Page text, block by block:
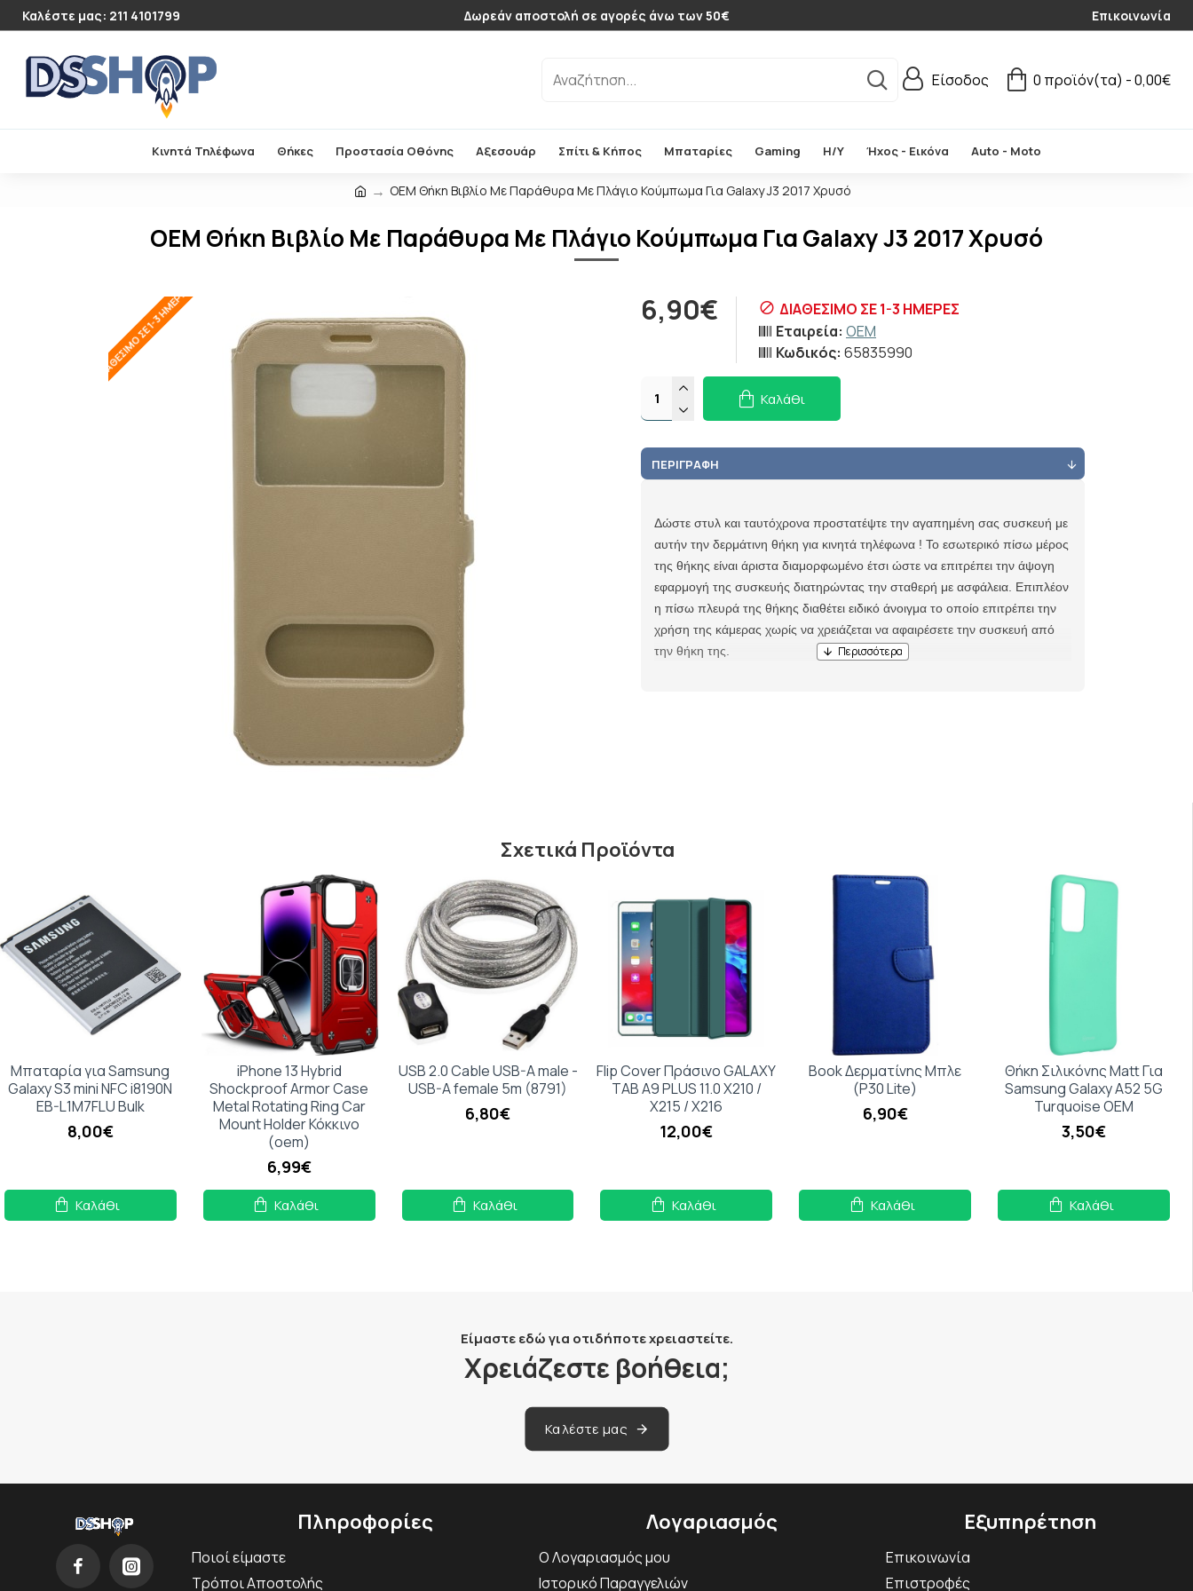
Καλέστε μας: 211 4101799 Δωρεάν αποστολή σε αγορές άνω των 50€ Επικοινωνία
Είσοδος 0 προϊόν(τα) - 0,00€
Κινητά Τηλέφωνα Θήκες Προστασία Οθόνης Αξεσουάρ Σπίτι & Κήπος Μπαταρίες Gaming Η/Υ Ήχος - Εικόνα Auto - Moto
OEM Θήκη Βιβλίο Με Παράθυρα Με Πλάγιο Κούμπωμα Για Galaxy J3 2017 Χρυσό
OEM Θήκη Βιβλίο Με Παράθυρα Με Πλάγιο Κούμπωμα Για Galaxy J3 2017 Χρυσό
ΔΙΑΘΈΣΙΜΟ ΣΕ 1-3 ΗΜΈΡΕΣ 6,90€
ΔΙΑΘΈΣΙΜΟ ΣΕ 1-3 ΗΜΈΡΕΣ
Εταιρεία: OEM
Κωδικός: 65835990
Καλάθι
ΠΕΡΙΓΡΑΦΉ
Δώστε στυλ και ταυτόχρονα προστατέψτε την αγαπημένη σας συσκευή με
αυτήν την δερμάτινη θήκη για κινητά τηλέφωνα ! Το εσωτερικό πίσω μέρος
της θήκης είναι άριστα διαμορφωμένο έτσι ώστε να επιτρέπει την άψογη
εφαρμογή της συσκευής διατηρώντας την σταθερή με ασφάλεια. Επιπλέον
η πίσω πλευρά της θήκης διαθέτει ειδικό άνοιγμα το οποίο επιτρέπει την
χρήση της κάμερας χωρίς να χρειάζεται να αφαιρέσετε την συσκευή από
την θήκη της.
Σχετικά Προϊόντα
Μπαταρία για Samsung
Galaxy S3 mini NFC i8190N
EB-L1M7FLU Bulk
8,00€
Καλάθι
iPhone 13 Hybrid
Shockproof Armor Case
Metal Rotating Ring Car
Mount Holder Κόκκινο
(oem)
6,99€
Καλάθι
USB 2.0 Cable USB-A male -
USB-A female 5m (8791)
6,80€
Καλάθι
Flip Cover Πράσινο GALAXY
TAB A9 PLUS 11.0 X210 /
X215 / X216
12,00€
Καλάθι
Book Δερματίνης Μπλε
(P30 Lite)
6,90€
Καλάθι
Θήκη Σιλικόνης Matt Για
Samsung Galaxy A52 5G
Turquoise ΟΕΜ
3,50€
Καλάθι
Είμαστε εδώ για οτιδήποτε χρειαστείτε.
Χρειάζεστε βοήθεια;
Καλέστε μας
Πληροφορίες
Ποιοί είμαστε
Τρόποι Αποστολής
Λογαριασμός
Ο Λογαριασμός μου
Ιστορικό Παραγγελιών
Εξυπηρέτηση
Επικοινωνία
Επιστροφές